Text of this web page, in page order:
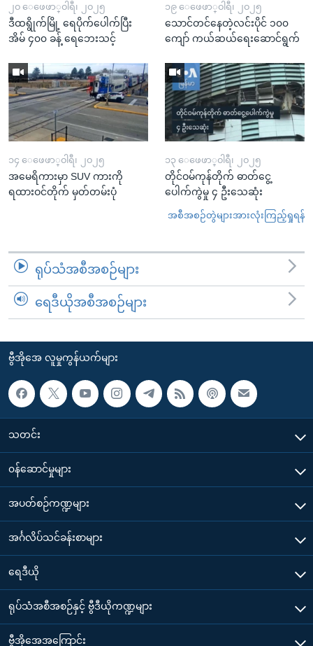
၂၀ ေဖေဖာ္၀ါရီ၊ ၂၀၂၅
ဒီထရွိုက်မြို့ ရေပိုက်ပေါက်ပြီး
အိမ် ၄၀၀ ခန့် ရေဘေးသင့်
၁၉ ေဖေဖာ္၀ါရီ၊ ၂၀၂၅
သောင်တင်နေတဲ့လင်းပိုင် ၁၀၀
ကျော် ကယ်ဆယ်ရေးဆောင်ရွက်
၁၄ ေဖေဖာ္၀ါရီ၊ ၂၀၂၅
အမေရိကားမှာ SUV ကားကို
ရထားဝင်တိုက် မှတ်တမ်းပုံ
၁၃ ေဖေဖာ္၀ါရီ၊ ၂၀၂၅
တိုင်ဝမ်ကုန်တိုက် ဓာတ်ငွေ့
ပေါက်ကွဲမှု ၄ ဦးသေဆုံး
အစီအစဉ်တွဲများအားလုံးကြည့်ရှုရန်
ရုပ်သံအစီအစဉ်များ
ရေဒီယိုအစီအစဉ်များ
ဗွီအိုအေ လူမှုကွန်ယက်များ
သတင်း
၀န်ဆောင်မှုများ
အပတ်စဉ်ကဏ္ဍများ
အင်္ဂလိပ်သင်ခန်းစာများ
ရေဒီယို
ရုပ်သံအစီအစဉ်နှင့် ဗွီဒီယိုကဏ္ဍများ
ဗွီအိုအေအကြောင်း